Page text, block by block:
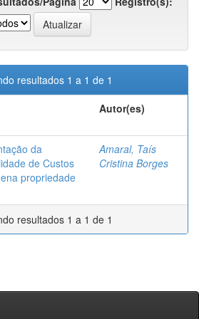
resultados 1 a 1 de 1
Autor(es)
da
de Custos
propriedade
Amaral, Taís
Cristina Borges
resultados 1 a 1 de 1